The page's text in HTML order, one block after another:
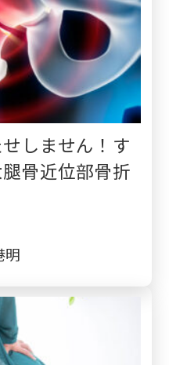
しません！す
骨近位部骨折
明